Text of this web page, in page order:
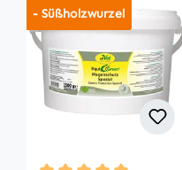
- Süßholzwurzel